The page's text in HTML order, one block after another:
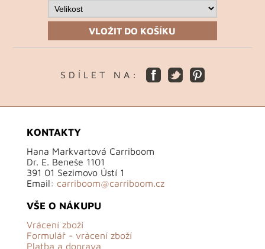
VLOŽIT DO KOŠÍKU
S D Í L E T N A :
KONTAKTY
Hana Markvartová Carriboom
Dr. E. Beneše 1101
391 01 Sezimovo Ústí 1
Email: carriboom@carriboom.cz
VŠE O NÁKUPU
Vrácení zboží
Formulář - vrácení zboží
Platba a doprava